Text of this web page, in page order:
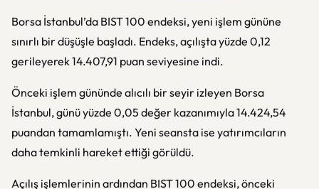
Borsa İstanbul’da BIST 100 endeksi, yeni işlem gününe
sınırlı bir düşüşle başladı. Endeks, açılışta yüzde 0,12
gerileyerek 14.407,91 puan seviyesine indi.
Önceki işlem gününde alıcılı bir seyir izleyen Borsa
İstanbul, günü yüzde 0,05 değer kazanımıyla 14.424,54
puandan tamamlamıştı. Yeni seansta ise yatırımcıların
daha temkinli hareket ettiği görüldü.
Açılış işlemlerinin ardından BIST 100 endeksi, önceki